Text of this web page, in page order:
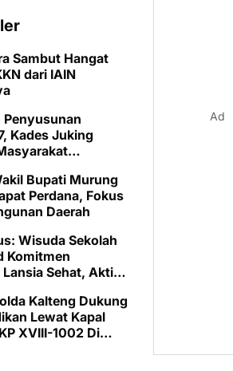
Sambut Hangat
dari IAIN
Kades Juking
Bupati Murung
Perdana, Fokus
Daerah
Wisuda Sekolah
Komitmen
Sehat, Aktif,
Kalteng Dukung
Lewat Kapal
XVIII-1002 Di
Ad